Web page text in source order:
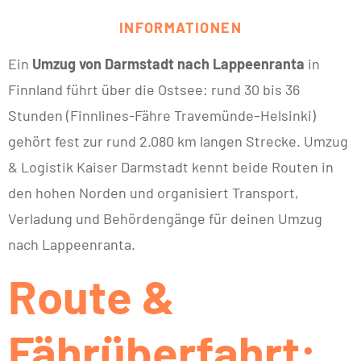
INFORMATIONEN
Ein Umzug von Darmstadt nach Lappeenranta in
Finnland führt über die Ostsee: rund 30 bis 36
Stunden (Finnlines-Fähre Travemünde–Helsinki)
gehört fest zur rund 2.080 km langen Strecke. Umzug
& Logistik Kaiser Darmstadt kennt beide Routen in
den hohen Norden und organisiert Transport,
Verladung und Behördengänge für deinen Umzug
nach Lappeenranta.
Route &